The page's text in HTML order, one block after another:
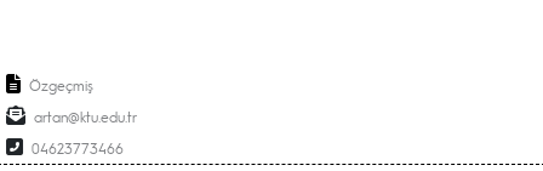
Özgeçmiş
artan@ktu.edu.tr
04623773466